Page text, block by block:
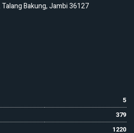
Talang Bakung, Jambi 36127
5
379
1220